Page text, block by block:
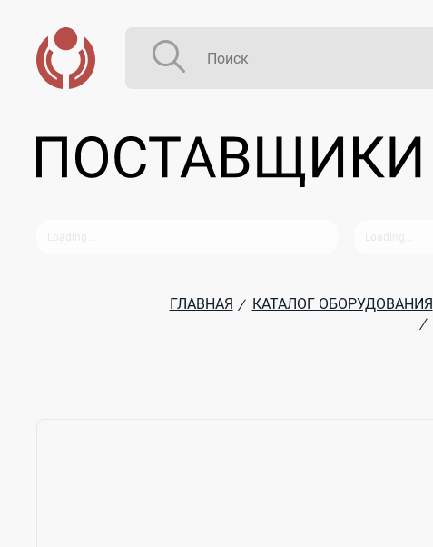
ГЛАВНАЯ / КАТАЛОГ ОБОРУДОВАНИЯ
/